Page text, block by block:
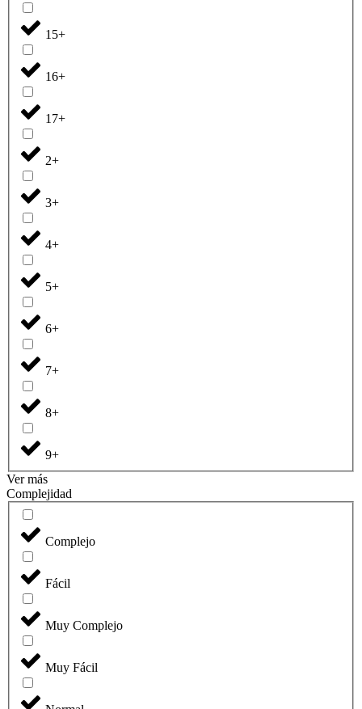
15+
16+
17+
2+
3+
4+
5+
6+
7+
8+
9+
Ver más
Complejidad
Complejo
Fácil
Muy Complejo
Muy Fácil